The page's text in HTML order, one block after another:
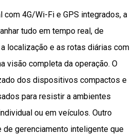
com 4G/Wi-Fi e GPS integrados, a
tudo em tempo real, de
localização e as rotas diárias com
visão completa da operação. O
dos dispositivos compactos e
para resistir a ambientes
ou em veículos. Outro
gerenciamento inteligente que